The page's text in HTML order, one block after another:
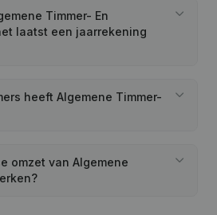
Timmer- En
laatst een jaarrekening
heeft Algemene Timmer-
omzet van Algemene